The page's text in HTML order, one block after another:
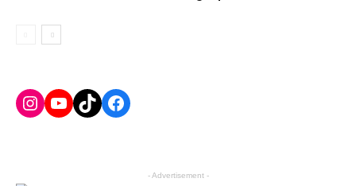
Instagram
YouTube
TikTokFacebook
- Advertisement -